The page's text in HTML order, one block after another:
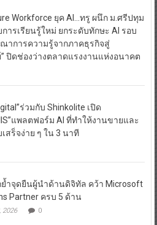
Workforce ยุค AI…ทรู ผนึก ม.ศรีปทุม
ารเรียนรู้ใหม่ ยกระดับทักษะ AI รอบ
าการความรู้จากภาคธุรกิจสู่
ปิดช่องว่างตลาดแรงงานแห่งอนาคต
ร่วมกับ Shinkolite เปิด
แพลตฟอร์ม AI ที่ทำให้งานขายและ
สร็จง่าย ๆ ใน 3 นาที
ย้ำจุดยืนผู้นำด้านดิจิทัล คว้า Microsoft
Partner ครบ 5 ด้าน
2026 0